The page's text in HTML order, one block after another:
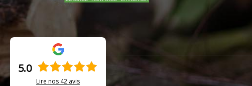
5.0
Lire nos 42 avis